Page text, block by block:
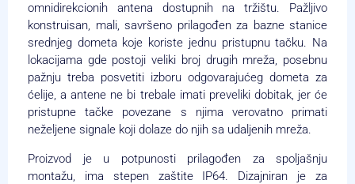
omnidirekcionih antena dostupnih na tržištu. Pažljivo
konstruisan, mali, savršeno prilagođen za bazne stanice
srednjeg dometa koje koriste jednu pristupnu tačku. Na
lokacijama gde postoji veliki broj drugih mreža, posebnu
pažnju treba posvetiti izboru odgovarajućeg dometa za
ćelije, a antene ne bi trebale imati preveliki dobitak, jer će
pristupne tačke povezane s njima verovatno primati
neželjene signale koji dolaze do njih sa udaljenih mreža.
Proizvod je u potpunosti prilagođen za spoljašnju
montažu, ima stepen zaštite IP64. Dizajniran je za